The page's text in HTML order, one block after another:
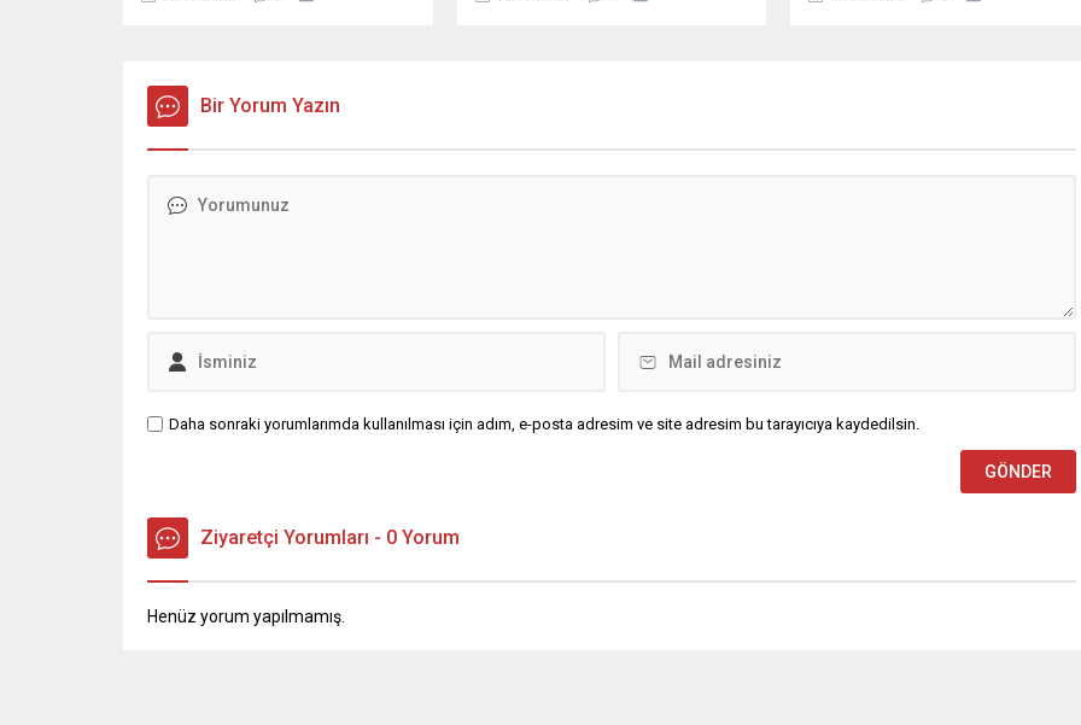
Ramazan Bayramı dolayısıyla
sabır, yardımlaşma ve dayanışma
duygularının güçlendiğini belirterek,
bayramların ise bu güzel değerlerin
müstesna zamanlar olduğunu ifade
Kadir Gecesi dolayısıyla yayımladığı
hayırlı olduğu müjdelenen Kadir
Osman Delen, mübarek Kadir
gecenin birlik, beraberlik ve
Bir Yorum Yazın
Daha sonraki yorumlarımda kullanılması için adım, e-posta adresim ve site adresim bu tarayıcıya kaydedilsin.
Ziyaretçi Yorumları - 0 Yorum
Henüz yorum yapılmamış.